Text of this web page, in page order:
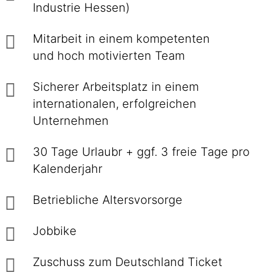
Industrie Hessen)
Mitarbeit in einem kompetenten
und hoch motivierten Team
Sicherer Arbeitsplatz in einem
internationalen, erfolgreichen
Unternehmen
30 Tage Urlaubr + ggf. 3 freie Tage pro
Kalenderjahr
Betriebliche Altersvorsorge
Jobbike
Zuschuss zum Deutschland Ticket